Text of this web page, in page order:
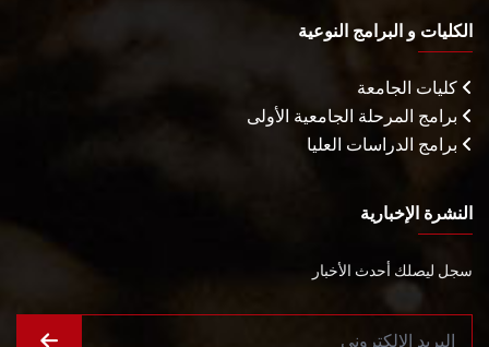
الكليات و البرامج النوعية
كليات الجامعة
برامج المرحلة الجامعية الأولى
برامج الدراسات العليا
النشرة الإخبارية
سجل ليصلك أحدث الأخبار